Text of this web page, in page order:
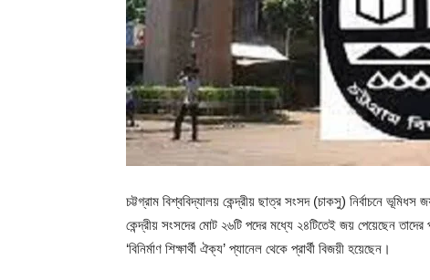
চট্টগ্রাম বিশ্ববিদ্যালয় কেন্দ্রীয় ছাত্র সংসদ (চাকসু) নির্বাচনে ভূমিধস
কেন্দ্রীয় সংসদের মোট ২৬টি পদের মধ্যে ২৪টিতেই জয় পেয়েছেন
‘বিনির্মাণ শিক্ষার্থী ঐক্য’ প্যানেল থেকে প্রার্থী বিজয়ী হয়েছেন।